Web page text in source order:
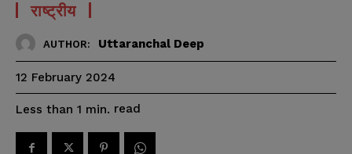
राष्ट्रीय
AUTHOR: Uttaranchal Deep
12 February 2024
Less than 1 min. read